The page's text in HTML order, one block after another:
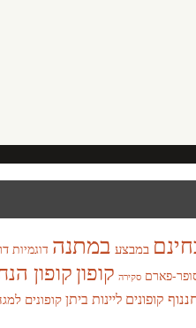
במבצע במתנה דוגמיות
פארם סקירה קופוןקופון
קופונים ליינות ביתן קופונים